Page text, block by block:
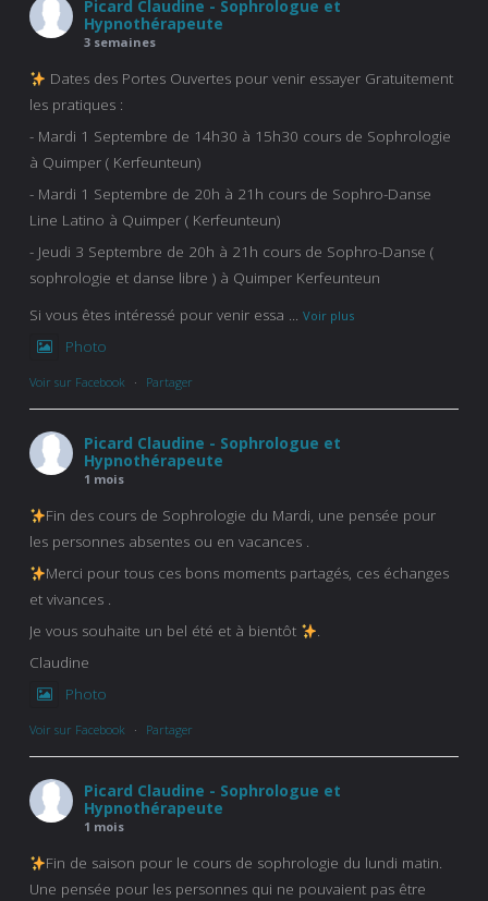
Picard Claudine - Sophrologue et
Hypnothérapeute
3 semaines
Dates des Portes Ouvertes pour venir essayer Gratuitement
les pratiques :
- Mardi 1 Septembre de 14h30 à 15h30 cours de Sophrologie
à Quimper ( Kerfeunteun)
- Mardi 1 Septembre de 20h à 21h cours de Sophro-Danse
Line Latino à Quimper ( Kerfeunteun)
- Jeudi 3 Septembre de 20h à 21h cours de Sophro-Danse (
sophrologie et danse libre ) à Quimper Kerfeunteun
Si vous êtes intéressé pour venir essa ... Voir plus
Photo
Voir sur Facebook · Partager
Picard Claudine - Sophrologue et
Hypnothérapeute
1 mois
Fin des cours de Sophrologie du Mardi, une pensée pour
les personnes absentes ou en vacances .
Merci pour tous ces bons moments partagés, ces échanges
et vivances .
Je vous souhaite un bel été et à bientôt
.
Claudine
Photo
Voir sur Facebook · Partager
Picard Claudine - Sophrologue et
Hypnothérapeute
1 mois
Fin de saison pour le cours de sophrologie du lundi matin.
Une pensée pour les personnes qui ne pouvaient pas être